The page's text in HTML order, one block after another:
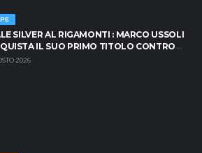
SILVER AL RIGAMONTI : MARCO USSOLI
IL SUO PRIMO TITOLO CONTRO
CRISCIONE
2026